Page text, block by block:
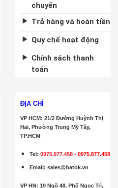
chuyển
Trả hàng và hoàn tiền
Quy chế hoạt động
Chính sách thanh
toán
ĐỊA CHỈ
VP HCM: 21/2 Đường Huỳnh Thị
Hai, Phường Trung Mỹ Tây,
TP.HCM
Tel:0975.977.458 -0975.877.458
Email:sales@hatok.vn
VP HN: 19 Ngõ 48, Phố Ngọc Trì,